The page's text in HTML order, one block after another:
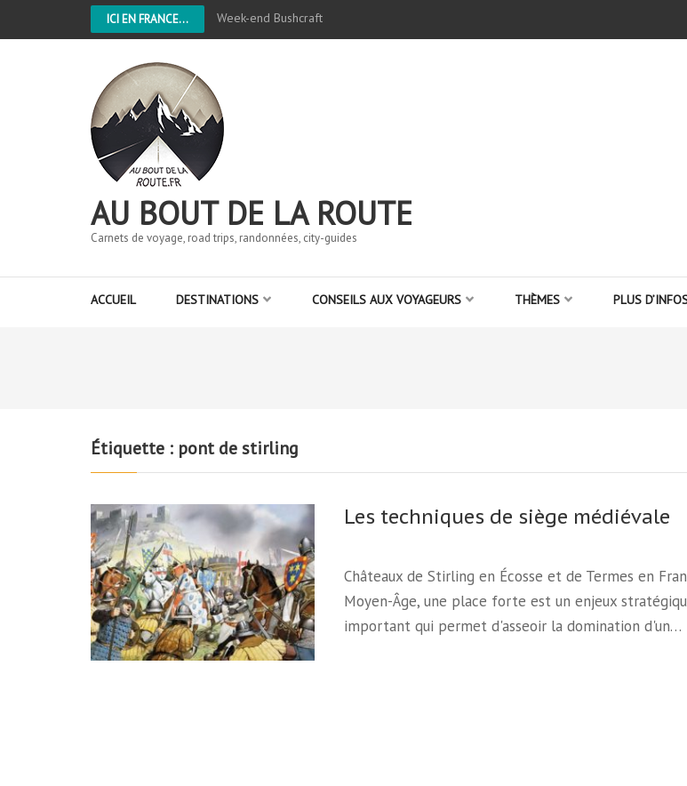
ICI EN FRANCE... Week-end Bushcraft
AU BOUT DE LA ROUTE
Carnets de voyage, road trips, randonnées, city-guides
ACCUEIL DESTINATIONS CONSEILS AUX VOYAGEURS THÈMES PLUS
Étiquette : pont de stirling
Les techniques de siège médiévale
Châteaux de Stirling en Écosse et de Termes en
Moyen-Âge, une place forte est un enjeux
important qui permet d'asseoir la domination d'un…